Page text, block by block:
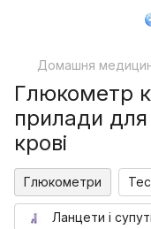
Домашня
Глюкометр
прилади
крові
Глюкометри
Ланцети і